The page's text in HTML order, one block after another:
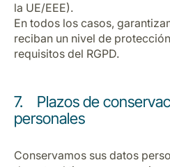
la UE/EEE).
En todos los casos,
reciban un nivel de
requisitos del RGPD.
7. Plazos de
personales
Conservamos sus datos